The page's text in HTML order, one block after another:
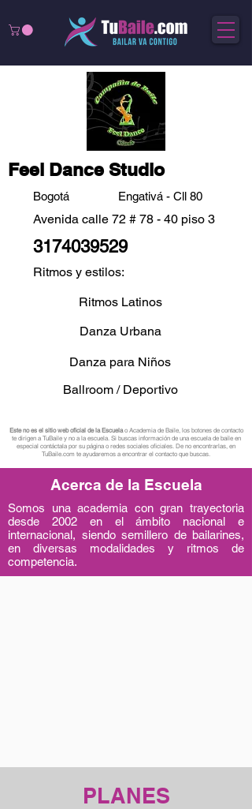
Feel Dance Studio
Bogotá Engativá - Cll 80
Avenida calle 72 # 78 - 40 piso 3
3174039529
Ritmos y estilos:
Ritmos Latinos
Danza Urbana
Danza para Niños
Ballroom / Deportivo
Este no es el sitio web oficial de la Escuelao Academia de Baile, los botones de contacto
te dirigen a TuBaile y no a la escuela. Si buscas información de una escuela de baile en
especial contáctala por su página o redes sociales oficiales. De no encontrarlas, en
TuBaile.com te ayudaremos a encontrar el contacto que buscas.
Acerca de la Escuela
​Somos una academia con gran trayectoria
desde 2002 en el ámbito nacional e
internacional, siendo semillero de bailarines,
en diversas modalidades y ritmos de
competencia.
PLANES